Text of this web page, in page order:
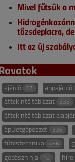
Mivel fűtsük a
tőzsdepiacra,
Itt az új
ajánló 67 appajánló
áttekintő táblázat 235
áttekintő táblázat
épületgépészet 336
fűtéstechnika 466
gépészninja 10